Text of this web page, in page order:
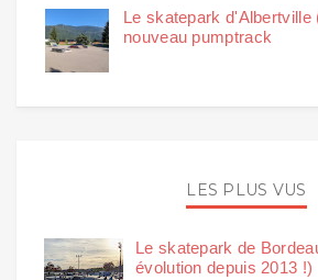
Le skatepark d'Albertville
nouveau pumptrack
LES PLUS VUS
Le skatepark de
évolution depuis 2013 !)